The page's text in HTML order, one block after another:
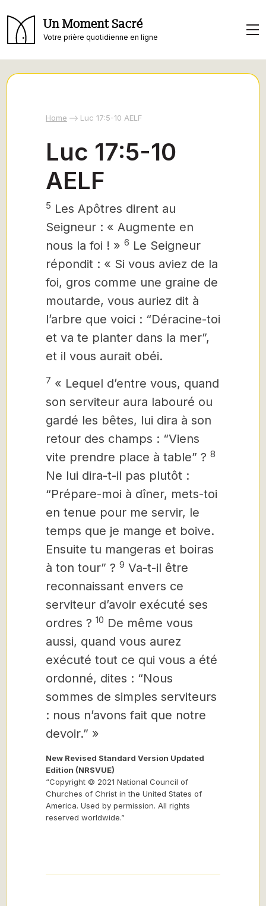
Un Moment Sacré
Votre prière quotidienne en ligne
Home Luc 17:5-10 AELF
Luc 17:5-10
AELF
5 Les Apôtres dirent au
Seigneur : « Augmente en
nous la foi ! » 6 Le Seigneur
répondit : « Si vous aviez de la
foi, gros comme une graine de
moutarde, vous auriez dit à
l’arbre que voici : “Déracine-toi
et va te planter dans la mer”,
et il vous aurait obéi.
7 « Lequel d’entre vous, quand
son serviteur aura labouré ou
gardé les bêtes, lui dira à son
retour des champs : “Viens
vite prendre place à table” ? 8
Ne lui dira-t-il pas plutôt :
“Prépare-moi à dîner, mets-toi
en tenue pour me servir, le
temps que je mange et boive.
Ensuite tu mangeras et boiras
à ton tour” ? 9 Va-t-il être
reconnaissant envers ce
serviteur d’avoir exécuté ses
ordres ? 10 De même vous
aussi, quand vous aurez
exécuté tout ce qui vous a été
ordonné, dites : “Nous
sommes de simples serviteurs
: nous n’avons fait que notre
devoir.” »
New Revised Standard Version Updated
Edition (NRSVUE)
“Copyright © 2021 National Council of
Churches of Christ in the United States of
America. Used by permission. All rights
reserved worldwide.”